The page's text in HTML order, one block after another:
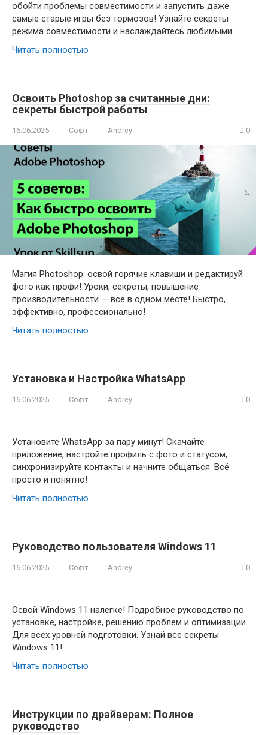
обойти проблемы совместимости и запустить даже
самые старые игры без тормозов! Узнайте секреты
режима совместимости и наслаждайтесь любимыми
Читать полностью
Освоить Photoshop за считанные дни:
секреты быстрой работы
16.06.2025 Софт Andrey 0
Магия Photoshop: освой горячие клавиши и редактируй
фото как профи! Уроки, секреты, повышение
производительности — всё в одном месте! Быстро,
эффективно, профессионально!
Читать полностью
Установка и Настройка WhatsApp
16.06.2025 Софт Andrey 0
Установите WhatsApp за пару минут! Скачайте
приложение, настройте профиль с фото и статусом,
синхронизируйте контакты и начните общаться. Всё
просто и понятно!
Читать полностью
Руководство пользователя Windows 11
16.06.2025 Софт Andrey 0
Освой Windows 11 налегке! Подробное руководство по
установке, настройке, решению проблем и оптимизации.
Для всех уровней подготовки. Узнай все секреты
Windows 11!
Читать полностью
Инструкции по драйверам: Полное
руководство